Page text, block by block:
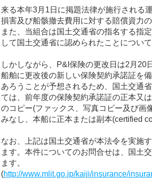
来る本年3月1日に掲題法律が施行される
損害及び船骸撤去費用に対する賠償資力
また、当組合は国土交通省の指名する指
して国土交通省に認められたことについ
しかしながら、P&I保険の更改日は2月
船舶に更改後の新しい保険契約承諾証を
あろうことが予想されるため、国土交通
ては、前年度の保険契約承諾証の正本又
のコピー(ファックス、写真コピー及び画
みなし、本船に正本または副本(certified
なお、上記は国土交通省が本法令を実施
ます。本件についてのお問合せは、国土
ます。
(http://www.mlit.go.jp/kaiji/insurance/